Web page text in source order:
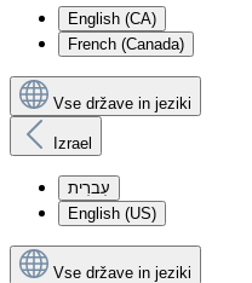
English (CA)
French (Canada)
Vse države in jeziki
Izrael
עִברִית
English (US)
Vse države in jeziki